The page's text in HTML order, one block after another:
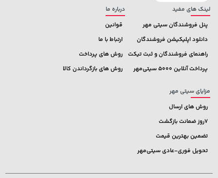
لینک های مفید
پنل فروشندگان سیتی مهر
دانلود اپلیکیشن فروشندگان
راهنمای فروشندگان و ثبت تیکت
پرداخت آنلاین 5000 سیتی‌مهر
درباره ما
قوانین
ارتباط با ما
روش های پرداخت
روش های بازگرداندن کالا
مزایای سیتی مهر
روش های ارسال
7روز ضمانت بازگشت
تضمین بهترین قیمت
تحویل فوری-عادی سیتی‌مهر